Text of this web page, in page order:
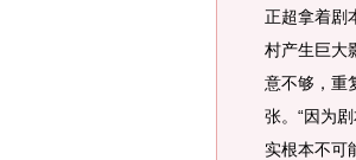
正超拿着剧
村产生巨大
意不够，重
张。“因为
实根本不可